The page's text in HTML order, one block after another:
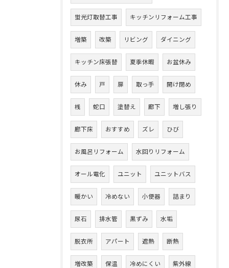
蛍光灯取替工事 キッチンリフォーム工事
増築 改築 リビング ダイニング
キッチン床張替 夏季休暇 お盆休み
休み 戸 扉 取っ手 開け閉め
桟 蛇口 塗替え 廊下 増し張り
廊下床 おすすめ ズレ ひび
お風呂リフォーム 水回りリフォーム
オール電化 ユニット ユニットバス
暖かい 冷めない 小便器 詰まり
尿石 排水管 黒ずみ 水垢
脱衣所 アパート 遮熱 断熱
増改築 保温 冷めにくい 紫外線